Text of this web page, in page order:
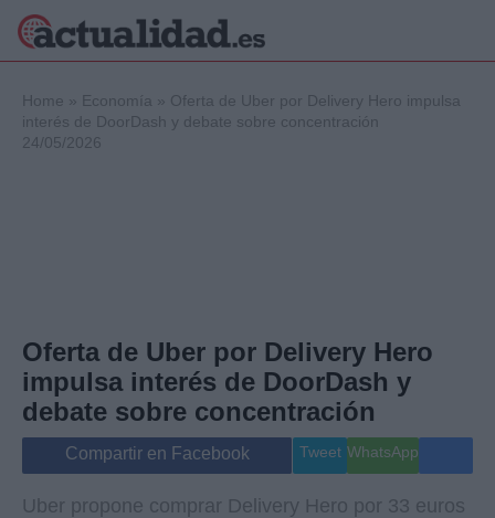
Internacional
Viajes
Gente
Musica
Home » Economía » Oferta de Uber por Delivery Hero impulsa
interés de DoorDash y debate sobre concentración
24/05/2026
Oferta de Uber por Delivery Hero
impulsa interés de DoorDash y
debate sobre concentración
Compartir en Facebook Tweet WhatsApp
Uber propone comprar Delivery Hero por 33 euros